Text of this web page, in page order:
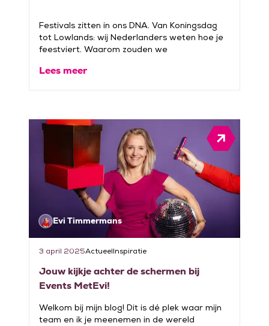
Festivals zitten in ons DNA. Van Koningsdag
tot Lowlands: wij Nederlanders weten hoe je
feestviert. Waarom zouden we
Lees meer
Evi Timmermans
3 april 2025ActueelInspiratie
Jouw kijkje achter de schermen bij
Events MetEvi!
Welkom bij mijn blog! Dit is dé plek waar mijn
team en ik je meenemen in de wereld